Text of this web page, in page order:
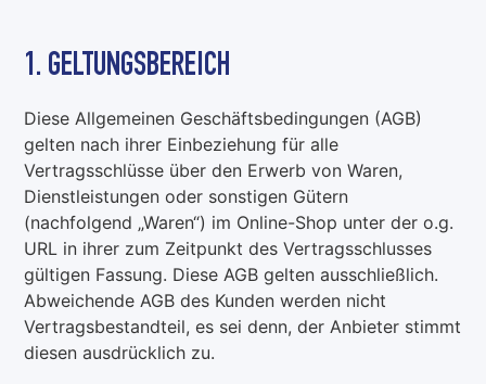
1. GELTUNGSBEREICH
Diese Allgemeinen Geschäftsbedingungen (AGB)
gelten nach ihrer Einbeziehung für alle
Vertragsschlüsse über den Erwerb von Waren,
Dienstleistungen oder sonstigen Gütern
(nachfolgend „Waren“) im Online-Shop unter der o.g.
URL in ihrer zum Zeitpunkt des Vertragsschlusses
gültigen Fassung. Diese AGB gelten ausschließlich.
Abweichende AGB des Kunden werden nicht
Vertragsbestandteil, es sei denn, der Anbieter stimmt
diesen ausdrücklich zu.